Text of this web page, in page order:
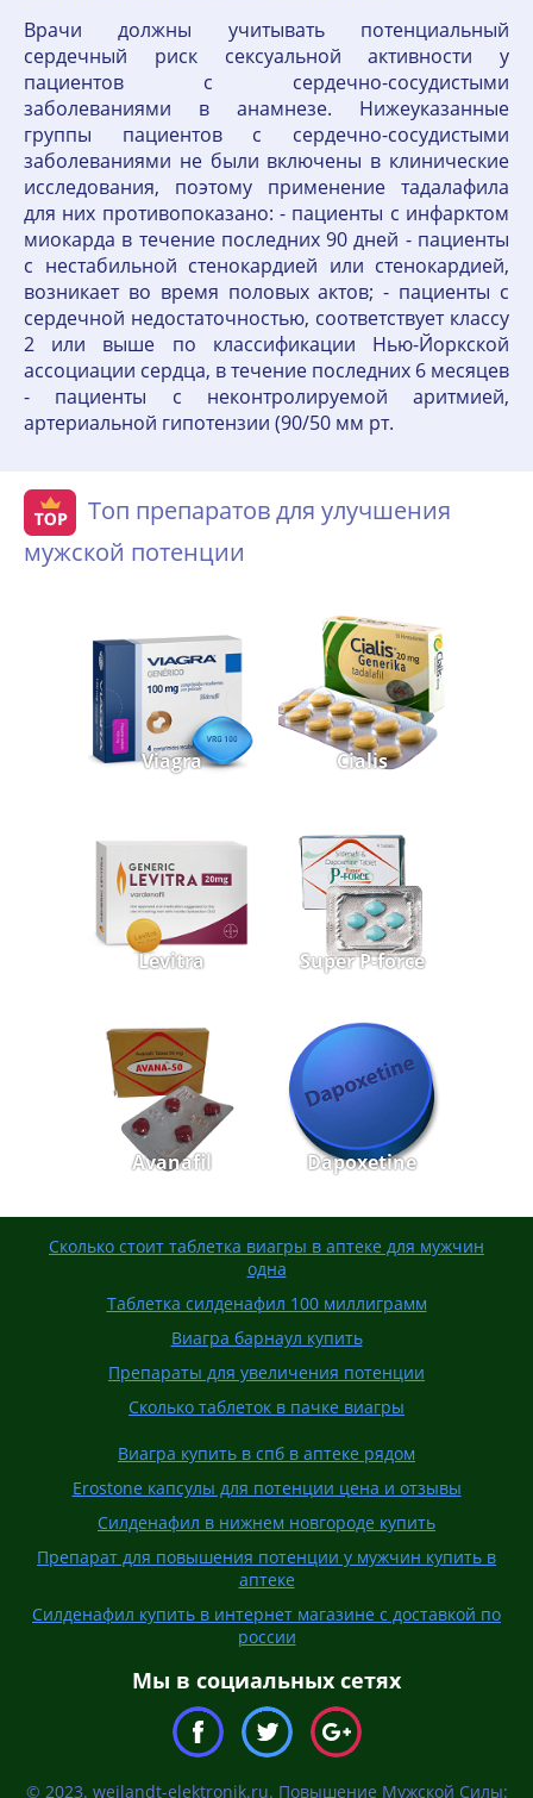
Врачи должны учитывать потенциальный
сердечный риск сексуальной активности у
пациентов с сердечно-сосудистыми
заболеваниями в анамнезе. Нижеуказанные
группы пациентов с сердечно-сосудистыми
заболеваниями не были включены в клинические
исследования, поэтому применение тадалафила
для них противопоказано: - пациенты с инфарктом
миокарда в течение последних 90 дней - пациенты
с нестабильной стенокардией или стенокардией,
возникает во время половых актов; - пациенты с
сердечной недостаточностью, соответствует классу
2 или выше по классификации Нью-Йоркской
ассоциации сердца, в течение последних 6 месяцев
- пациенты с неконтролируемой аритмией,
артериальной гипотензии (90/50 мм рт.
Топ препаратов для улучшения
мужской потенции
Viagra Cialis
Levitra Super P-force
Avanafil Dapoxetine
Сколько стоит таблетка виагры в аптеке для мужчин
одна
Таблетка силденафил 100 миллиграмм
Виагра барнаул купить
Препараты для увеличения потенции
Сколько таблеток в пачке виагры
Виагра купить в спб в аптеке рядом
Erostone капсулы для потенции цена и отзывы
Силденафил в нижнем новгороде купить
Препарат для повышения потенции у мужчин купить в
аптеке
Силденафил купить в интернет магазине с доставкой по
россии
Мы в социальных сетях
© 2023. weilandt-elektronik.ru. Повышение Мужской Силы: